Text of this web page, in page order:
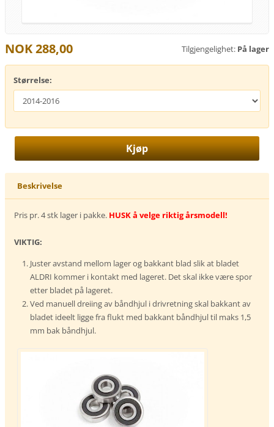
Tilgjengelighet: På lager
NOK 288,00
Størrelse:
Beskrivelse
Pris pr. 4 stk lager i pakke. HUSK å velge riktig årsmodell!
VIKTIG:
Juster avstand mellom lager og bakkant blad slik at bladet
ALDRI kommer i kontakt med lageret. Det skal ikke være spor
etter bladet på lageret.
Ved manuell dreiing av båndhjul i drivretning skal bakkant av
bladet ideelt ligge fra flukt med bakkant båndhjul til maks 1,5
mm bak båndhjul.